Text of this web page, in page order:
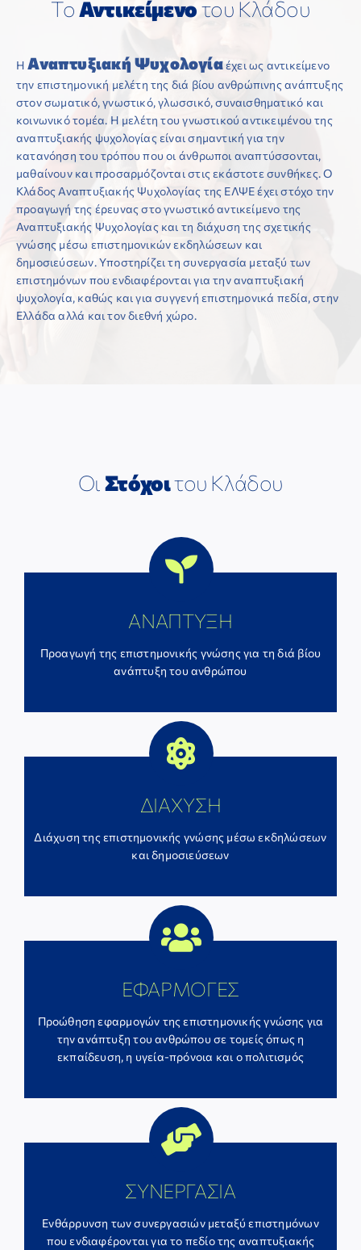
ΕΠΙΣΤΗΜΟΝΙΚΕΣ ΕΚΔΗΛΩΣΕΙΣ
ΣΥΝΔΕΣΜΟΙ
ΕΠΙΣΤΗΜΟΝΙΚΟ ΥΛΙΚΟ
ΑΝΑΚΟΙΝΩΣΕΙΣ
ΕΠΙΚΟΙΝΩΝΙΑ
Το Αντικείμενοτου Κλάδου
ΗΑναπτυξιακή Ψυχολογίαέχει ως αντικείμενο
την επιστημονική μελέτη της διά βίου ανθρώπινης ανάπτυξης
στον σωματικό, γνωστικό, γλωσσικό, συναισθηματικό και
κοινωνικό τομέα. Η μελέτη του γνωστικού αντικειμένου της
αναπτυξιακής ψυχολογίας είναι σημαντική για την
κατανόηση του τρόπου που οι άνθρωποι αναπτύσσονται,
μαθαίνουν και προσαρμόζονται στις εκάστοτε συνθήκες. Ο
Κλάδος Αναπτυξιακής Ψυχολογίας της ΕΛΨΕ έχει στόχο την
προαγωγή της έρευνας στο γνωστικό αντικείμενο της
Αναπτυξιακής Ψυχολογίας και τη διάχυση της σχετικής
γνώσης μέσω επιστημονικών εκδηλώσεων και
δημοσιεύσεων. Υποστηρίζει τη συνεργασία μεταξύ των
επιστημόνων που ενδιαφέρονται για την αναπτυξιακή
ψυχολογία, καθώς και για συγγενή επιστημονικά πεδία, στην
Ελλάδα αλλά και τον διεθνή χώρο.
Οι Στόχοιτου Κλάδου
ΑΝΑΠΤΥΞΗ
Προαγωγή της επιστημονικής γνώσης για τη διά βίου
ανάπτυξη του ανθρώπου
ΔΙΑΧΥΣΗ
Διάχυση της επιστημονικής γνώσης μέσω εκδηλώσεων
και δημοσιεύσεων
ΕΦΑΡΜΟΓΕΣ
Προώθηση εφαρμογών της επιστημονικής γνώσης για
την ανάπτυξη του ανθρώπου σε τομείς όπως η
εκπαίδευση, η υγεία-πρόνοια και ο πολιτισμός
ΣΥΝΕΡΓΑΣΙΑ
Ενθάρρυνση των συνεργασιών μεταξύ επιστημόνων
που ενδιαφέρονται για το πεδίο της αναπτυξιακής